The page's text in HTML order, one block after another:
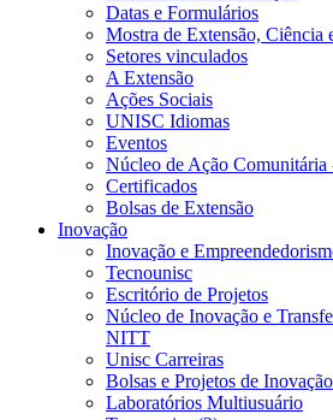
Datas e Formulários
Mostra de Extensão, Ciência
Setores vinculados
A Extensão
Ações Sociais
UNISC Idiomas
Eventos
Núcleo de Ação
Certificados
Bolsas de Extensão
Inovação
Inovação e
Tecnounisc
Escritório de Projetos
Núcleo de Inovação e
NITT
Unisc Carreiras
Bolsas e Projetos de Inovação
Laboratórios Multiusuário